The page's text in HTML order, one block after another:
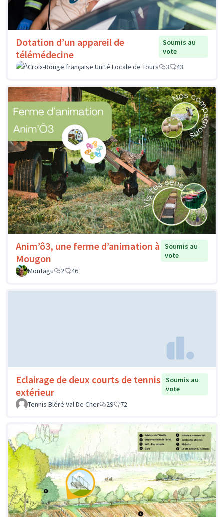
Dotation d’un appareil de
télémédecine
Soumis au
vote
Croix-Rouge française Unité Locale de Tours
3 43
Anim’ô3, une ferme d’animation à
Mougon
Soumis au
vote
Montagu
2 46
Eclairage de deux courts de tennis
extérieur
Soumis au
vote
Tennis Bléré Val De Cher
29 72